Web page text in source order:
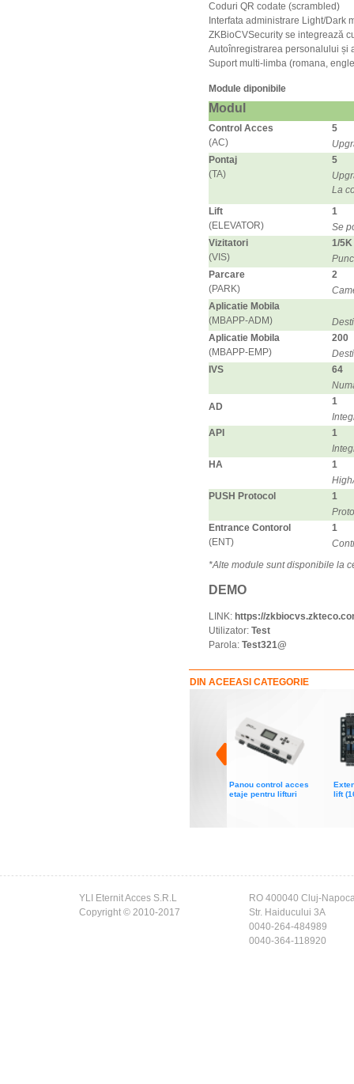
Coduri QR codate (scrambled)
Interfata administrare Light/Dark
ZKBioCVSecurity se integrează
Autoînregistrarea personalului și
Suport multi-limba (romana,
Module diponibile
Modul
Control Acces
(AC)
5
Pontaj
(TA)
5
La
Lift
(ELEVATOR)
1
Se
Vizitatori
(VIS)
1/5K
Parcare
(PARK)
2
Aplicatie Mobila
(MBAPP-ADM)
Aplicatie Mobila
(MBAPP-EMP)
200
IVS
64
AD
1
API
1
HA
1
PUSH Protocol
1
Entrance Contorol
(ENT)
1
*Alte module sunt disponibile la
DEMO
LINK: https://
Utilizator: Test
Parola: Test321@
DIN ACEEASI CATEGORIE
Panou control acces
etaje pentru lifturi
lift
YLI Eternit Acces S.R.L
Copyright © 2010-2017
RO 400040 Cluj-
Str. Haiducului 3A
0040-264-484989
0040-364-118920